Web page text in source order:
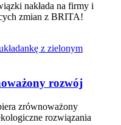
nakłada na firmy i
zmian z BRITA!
rozwój
zrównoważony
rozwiązania